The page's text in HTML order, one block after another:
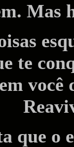
Mas
te
que o